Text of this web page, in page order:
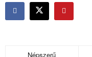
Népszerű